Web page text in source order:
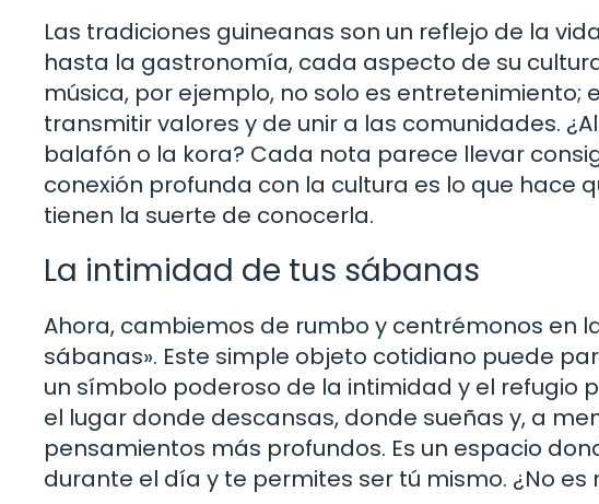
Las tradiciones guineanas son un reflejo de la
hasta la gastronomía, cada aspecto de su
música, por ejemplo, no solo es entretenimiento;
transmitir valores y de unir a las comunidades.
balafón o la kora? Cada nota parece llevar
conexión profunda con la cultura es lo que hace
tienen la suerte de conocerla.
La intimidad de tus sábanas
Ahora, cambiemos de rumbo y centrémonos en
sábanas». Este simple objeto cotidiano puede
un símbolo poderoso de la intimidad y el refugio
el lugar donde descansas, donde sueñas y, a
pensamientos más profundos. Es un espacio
durante el día y te permites ser tú mismo. ¿No